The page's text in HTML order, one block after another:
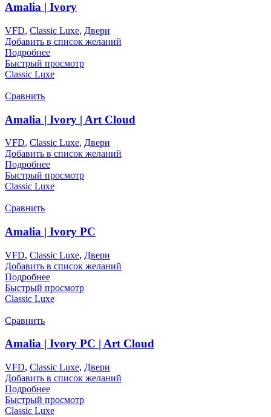
Amalia | Ivory
VFD, Classic Luxe, Двери
Добавить в список желаний
Подробнее
Быстрый просмотр
Classic Luxe
Сравнить
Amalia | Ivory | Art Cloud
VFD, Classic Luxe, Двери
Добавить в список желаний
Подробнее
Быстрый просмотр
Classic Luxe
Сравнить
Amalia | Ivory PC
VFD, Classic Luxe, Двери
Добавить в список желаний
Подробнее
Быстрый просмотр
Classic Luxe
Сравнить
Amalia | Ivory PC | Art Cloud
VFD, Classic Luxe, Двери
Добавить в список желаний
Подробнее
Быстрый просмотр
Classic Luxe